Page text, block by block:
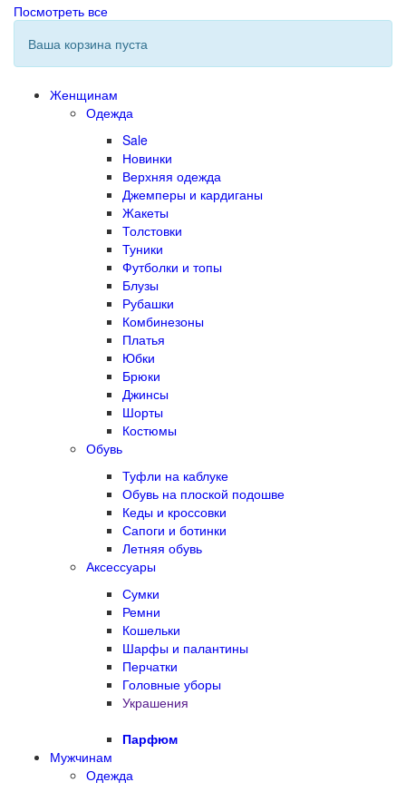
Посмотреть все
Ваша корзина пуста
Женщинам
Одежда
Sale
Новинки
Верхняя одежда
Джемперы и кардиганы
Жакеты
Толстовки
Туники
Футболки и топы
Блузы
Рубашки
Комбинезоны
Платья
Юбки
Брюки
Джинсы
Шорты
Костюмы
Обувь
Туфли на каблуке
Обувь на плоской подошве
Кеды и кроссовки
Сапоги и ботинки
Летняя обувь
Аксессуары
Сумки
Ремни
Кошельки
Шарфы и палантины
Перчатки
Головные уборы
Украшения
Парфюм
Мужчинам
Одежда